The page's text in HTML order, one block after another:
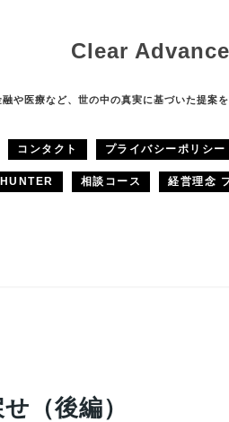
Clear
や医療など、世の中の真実に基づいた提
コンタクト プライバシーポリシー
相談コース 経営理念
（後編）